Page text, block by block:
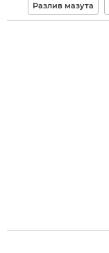
Разлив мазута